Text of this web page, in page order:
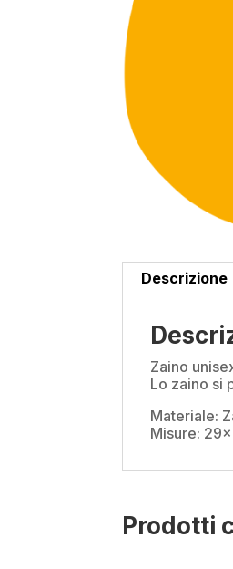
Descrizione
Zaino
Lo zaino si
Materiale:
Misure:
Prodotti